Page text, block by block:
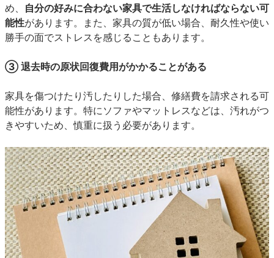
め、 自分の好みに合わない家具で生活しなければならない可
能性があります。また、家具の質が低い場合、耐久性や使い
勝手の面でストレスを感じることもあります。
③ 退去時の原状回復費用がかかることがある
家具を傷つけたり汚したりした場合、修繕費を請求される可
能性があります。特にソファやマットレスなどは、汚れがつ
きやすいため、慎重に扱う必要があります。